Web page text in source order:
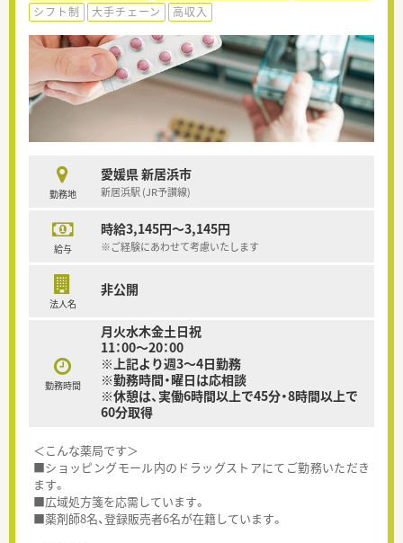
シフト制
大手チェーン 高収入
勤務地
愛媛県 新居浜市
新居浜駅 (JR予讃線)
給与
時給3,145円～3,145円
※ご経験にあわせて考慮いたします
法人名
非公開
勤務時間
月火水木金土日祝
11：00～20：00
※上記より週3～4日勤務
※勤務時間・曜日は応相談
※休憩は、実働6時間以上で45分・8時間以上で
60分取得
＜こんな薬局です＞
■ショッピングモール内のドラッグストアにてご勤務いただき
ます。
■広域処方箋を応需しています。
■薬剤師8名、登録販売者6名が在籍しています。